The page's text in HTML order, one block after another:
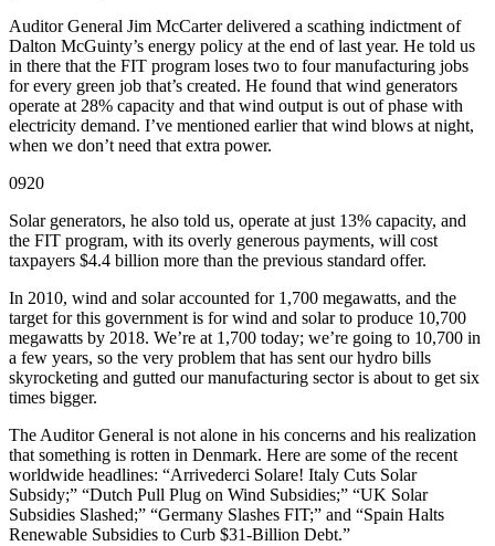
Auditor General Jim McCarter delivered a scathing indictment of
Dalton McGuinty’s energy policy at the end of last year. He told us
in there that the FIT program loses two to four manufacturing jobs
for every green job that’s created. He found that wind generators
operate at 28% capacity and that wind output is out of phase with
electricity demand. I’ve mentioned earlier that wind blows at night,
when we don’t need that extra power.
0920
Solar generators, he also told us, operate at just 13% capacity, and
the FIT program, with its overly generous payments, will cost
taxpayers $4.4 billion more than the previous standard offer.
In 2010, wind and solar accounted for 1,700 megawatts, and the
target for this government is for wind and solar to produce 10,700
megawatts by 2018. We’re at 1,700 today; we’re going to 10,700 in
a few years, so the very problem that has sent our hydro bills
skyrocketing and gutted our manufacturing sector is about to get six
times bigger.
The Auditor General is not alone in his concerns and his realization
that something is rotten in Denmark. Here are some of the recent
worldwide headlines: “Arrivederci Solare! Italy Cuts Solar
Subsidy;” “Dutch Pull Plug on Wind Subsidies;” “UK Solar
Subsidies Slashed;” “Germany Slashes FIT;” and “Spain Halts
Renewable Subsidies to Curb $31-Billion Debt.”